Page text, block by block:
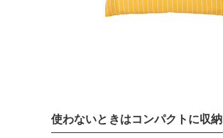
使わないときはコンパクトに収納